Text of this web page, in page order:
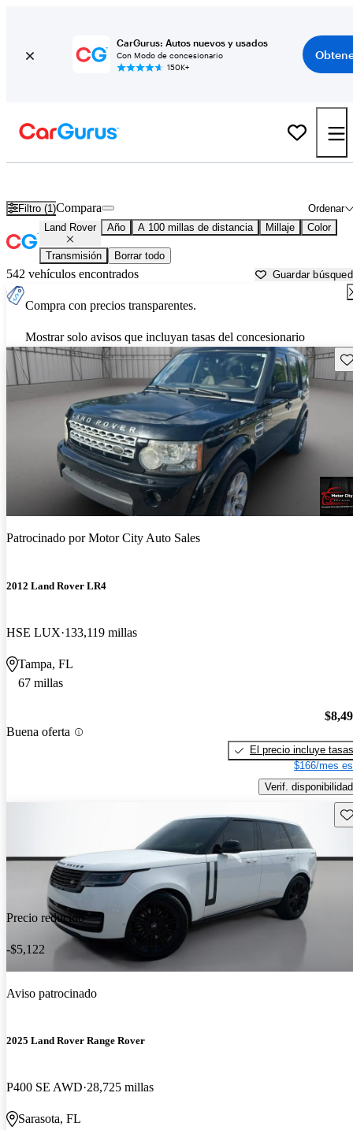
CarGurus: Autos nuevos y usados
Con Modo de concesionario
150K+
Filtro (1) Ordenar
Compara
Land Rover Año A 100 millas de distancia Millaje Color
Transmisión Borrar todo
542 vehículos encontrados Guardar
Compra con precios transparentes.
Mostrar solo avisos que incluyan tasas del concesionario
Patrocinado porMotor City Auto Sales
2012 Land Rover LR4
HSE LUX 133,119 millas
Tampa, FL
67 millas
Buena oferta
El precio incluye tasas
$166/mes
Verif. disponibilidad
Precio reducido
-$5,122
Aviso patrocinado
2025 Land Rover Range Rover
P400 SE AWD 28,725 millas
Sarasota, FL